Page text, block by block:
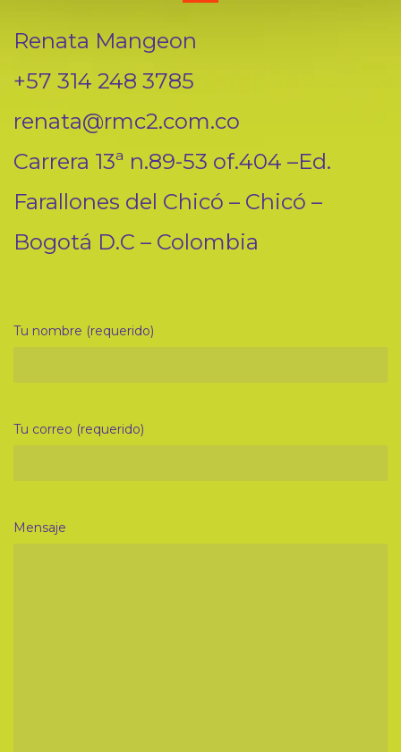
Renata Mangeon
+57 314 248 3785
renata@rmc2.com.co
Carrera 13ª n.89-53 of.404 –Ed.
Farallones del Chicó – Chicó –
Bogotá D.C – Colombia
Tu nombre (requerido)
Tu correo (requerido)
Mensaje